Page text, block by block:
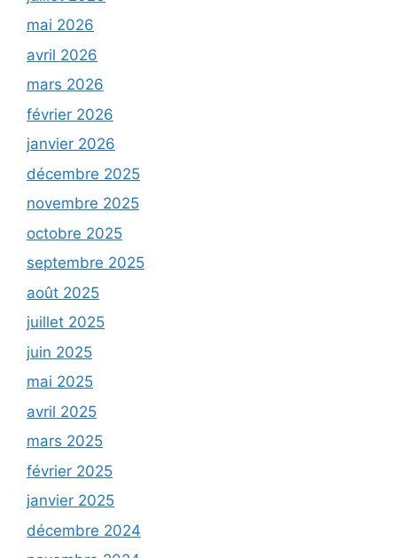
mai 2026
avril 2026
mars 2026
février 2026
janvier 2026
décembre 2025
novembre 2025
octobre 2025
septembre 2025
août 2025
juillet 2025
juin 2025
mai 2025
avril 2025
mars 2025
février 2025
janvier 2025
décembre 2024